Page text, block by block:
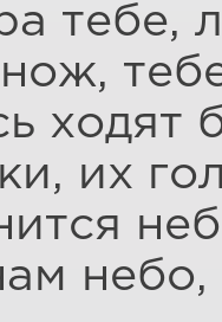
тебе,
ходят
их
небо,